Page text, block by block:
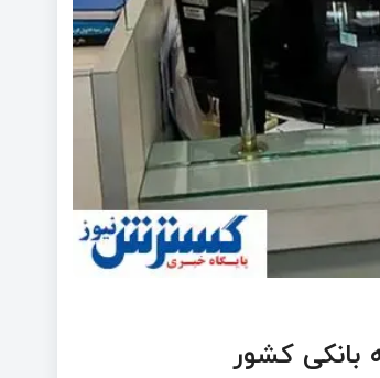
بانکی کشور